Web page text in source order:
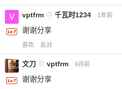
vptfrm @ 千瓦时1234 1年前
谢谢分享
喜欢 反对
文刀 @ vptfrm 9月前
谢谢分享